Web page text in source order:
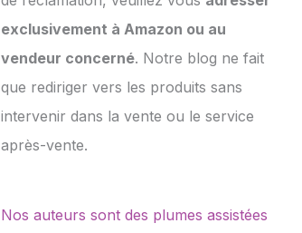
exclusivement à Amazon ou au
vendeur concerné. Notre blog ne fait
que rediriger vers les produits sans
intervenir dans la vente ou le service
après-vente.
Nos auteurs sont des plumes assistées